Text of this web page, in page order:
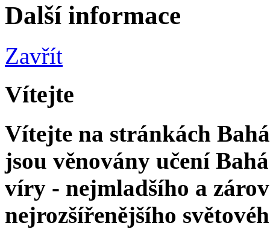
Další informace
Zavřít
Vítejte
Vítejte na stránkách
jsou věnovány učení
víry - nejmladšího a
nejrozšířenějšího